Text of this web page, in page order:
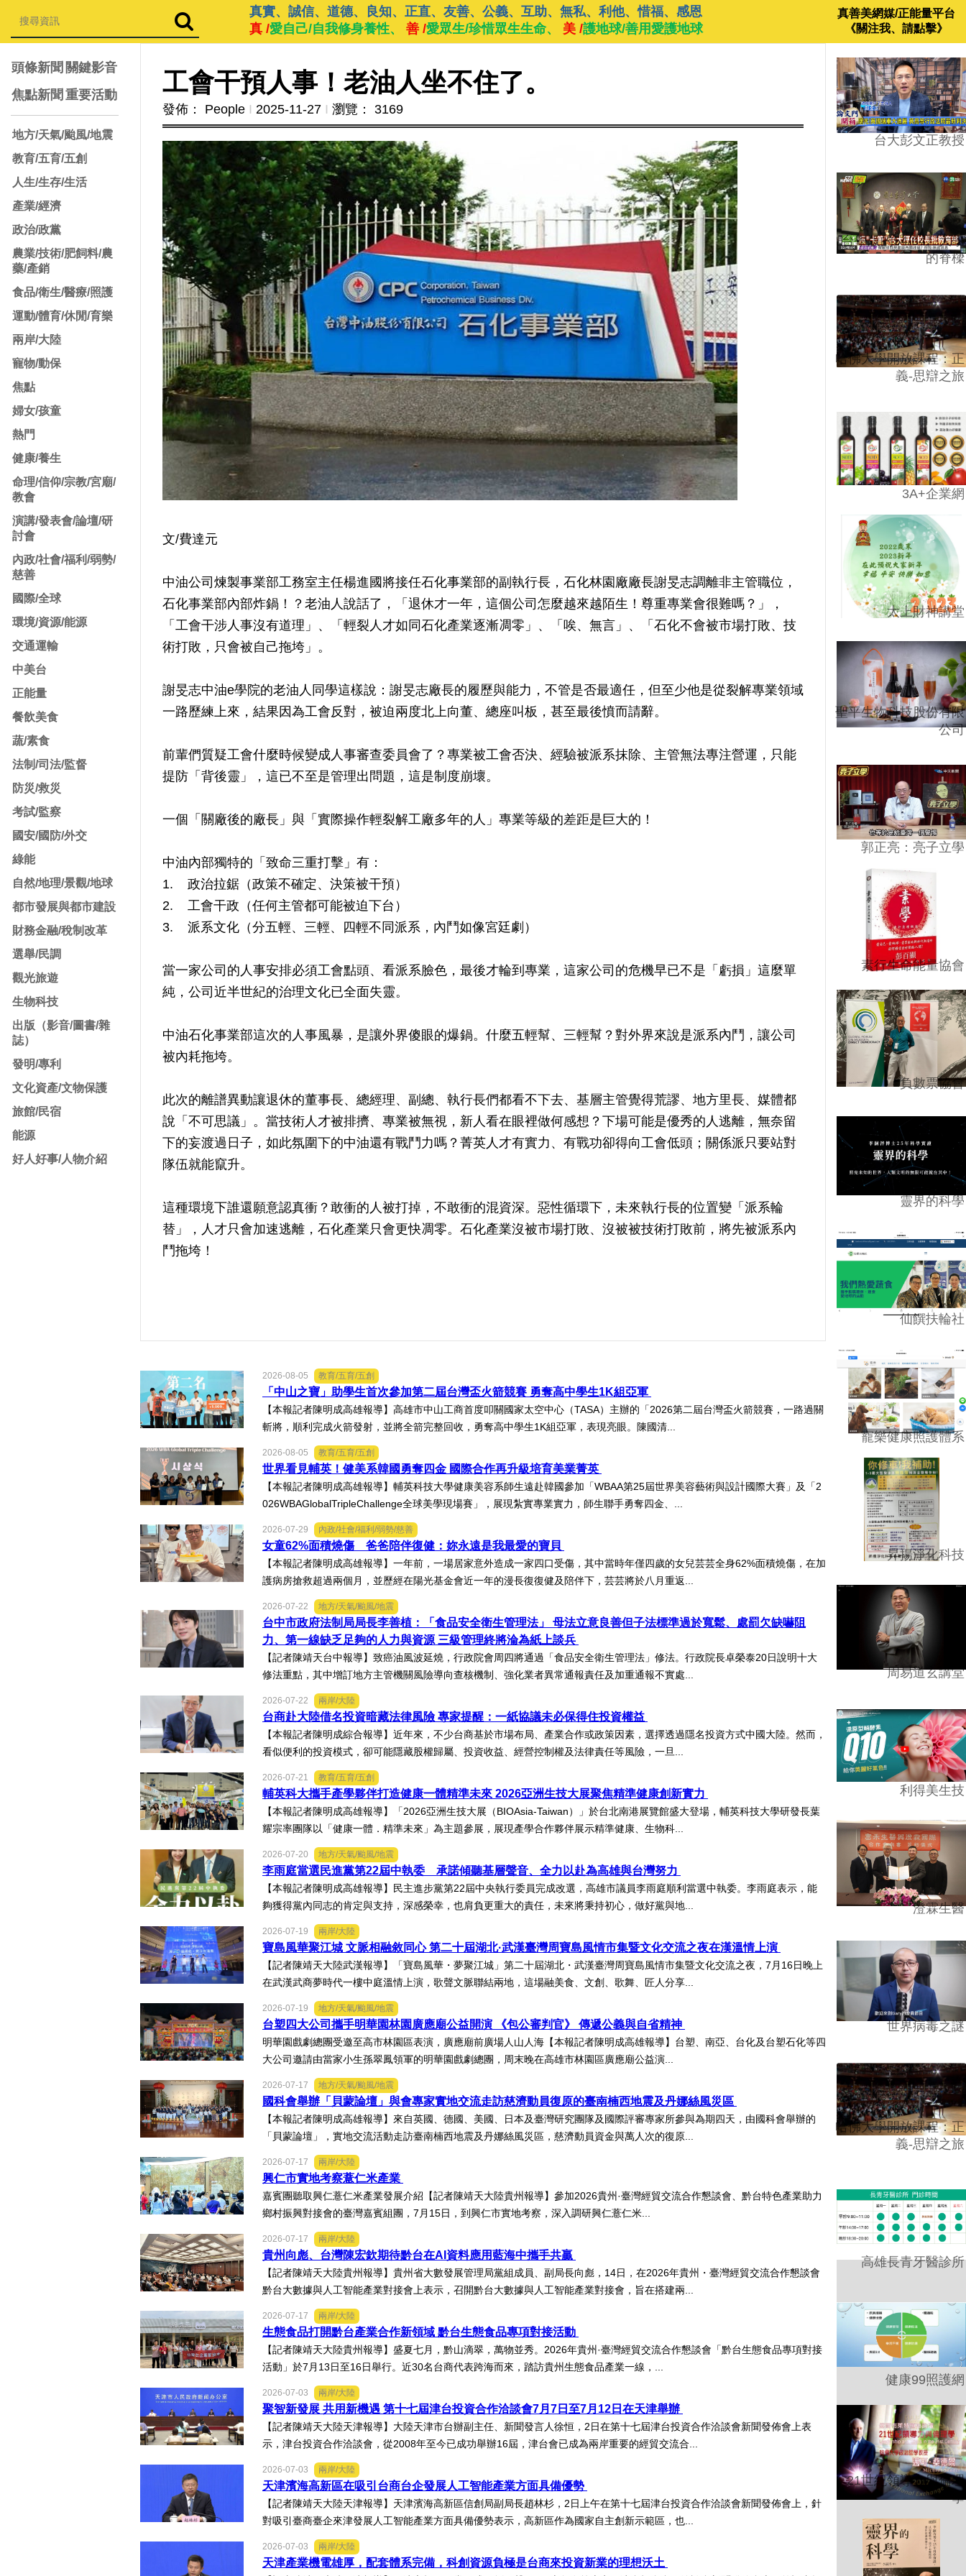
真實、誠信、道德、良知、正直、友善、公義、互助、無私、利他、惜福、感恩
真 /愛自己/自我修身養性、 善 /愛眾生/珍惜眾生生命、 美 /護地球/善用愛護地球
真善美網媒/正能量平台
《關注我、請點擊》
頭條新聞 關鍵影音
焦點新聞 重要活動
地方/天氣/颱風/地震
教育/五育/五創
人生/生存/生活
產業/經濟
政治/政黨
農業/技術/肥飼料/農
藥/產銷
食品/衛生/醫療/照護
運動/體育/休閒/育樂
兩岸/大陸
寵物/動保
焦點
婦女/孩童
熱門
健康/養生
命理/信仰/宗教/宮廟/
教會
演講/發表會/論壇/研
討會
內政/社會/福利/弱勢/
慈善
國際/全球
環境/資源/能源
交通運輸
中美台
正能量
餐飲美食
蔬/素食
法制/司法/監督
防災/救災
考試/監察
國安/國防/外交
綠能
自然/地理/景觀/地球
都市發展與都市建設
財務金融/稅制改革
選舉/民調
觀光旅遊
生物科技
出版（影音/圖書/雜
誌）
發明/專利
文化資產/文物保護
旅館/民宿
能源
好人好事/人物介紹
工會干預人事！老油人坐不住了。
發佈： People Ι 2025-11-27 Ι 瀏覽： 3169
文/費達元
中油公司煉製事業部工務室主任楊進國將接任石化事業部的副執行長，石化林園廠廠長謝旻志調離非主管職位，
石化事業部內部炸鍋！？老油人說話了，「退休才一年，這個公司怎麼越來越陌生！尊重專業會很難嗎？」，
「工會干涉人事沒有道理」、「輕裂人才如同石化產業逐漸凋零」、「唉、無言」、「石化不會被市場打敗、技
術打敗，只會被自己拖垮」。
謝旻志中油e學院的老油人同學這樣說：謝旻志廠長的履歷與能力，不管是否最適任，但至少他是從裂解專業領域
一路歷練上來，結果因為工會反對，被迫兩度北上向董、總座叫板，甚至最後憤而請辭。
前輩們質疑工會什麼時候變成人事審查委員會了？專業被工會否決、經驗被派系抹除、主管無法專注營運，只能
提防「背後靈」，這已不至是管理出問題，這是制度崩壞。
一個「關廠後的廠長」與「實際操作輕裂解工廠多年的人」專業等級的差距是巨大的！
中油內部獨特的「致命三重打擊」有：
1. 政治拉鋸（政策不確定、決策被干預）
2. 工會干政（任何主管都可能被迫下台）
3. 派系文化（分五輕、三輕、四輕不同派系，內鬥如像宮廷劇）
當一家公司的人事安排必須工會點頭、看派系臉色，最後才輪到專業，這家公司的危機早已不是「虧損」這麼單
純，公司近半世紀的治理文化已全面失靈。
中油石化事業部這次的人事風暴，是讓外界傻眼的爆鍋。什麼五輕幫、三輕幫？對外界來說是派系內鬥，讓公司
被內耗拖垮。
此次的離譜異動讓退休的董事長、總經理、副總、執行長們都看不下去、基層主管覺得荒謬、地方里長、媒體都
說「不可思議」。當技術人才被排擠、專業被無視，新人看在眼裡做何感想？下場可能是優秀的人逃離，無奈留
下的妄渡過日子，如此氛圍下的中油還有戰鬥力嗎？菁英人才有實力、有戰功卻得向工會低頭；關係派只要站對
隊伍就能竄升。
這種環境下誰還願意認真衝？敢衝的人被打掉，不敢衝的混資深。惡性循環下，未來執行長的位置變「派系輪
替」，人才只會加速逃離，石化產業只會更快凋零。石化產業沒被市場打敗、沒被被技術打敗前，將先被派系內
鬥拖垮！
2026-08-05 教育/五育/五創
「中山之寶」助學生首次參加第二屆台灣盃火箭競賽 勇奪高中學生1K組亞軍
【本報記者陳明成高雄報導】高雄市中山工商首度叩關國家太空中心（TASA）主辦的「2026第二屆台灣盃火箭競賽，一路過關
斬將，順利完成火箭發射，並將全箭完整回收，勇奪高中學生1K組亞軍，表現亮眼。陳國清...
2026-08-05 教育/五育/五創
世界看見輔英！健美系韓國勇奪四金 國際合作再升級培育美業菁英
【本報記者陳明成高雄報導】輔英科技大學健康美容系師生遠赴韓國參加「WBAA第25屆世界美容藝術與設計國際大賽」及「2
026WBAGlobalTripleChallenge全球美學現場賽」，展現紮實專業實力，師生聯手勇奪四金、...
2026-07-29 內政/社會/福利/弱勢/慈善
女童62%面積燒傷 爸爸陪伴復健：妳永遠是我最愛的寶貝
【本報記者陳明成高雄報導】一年前，一場居家意外造成一家四口受傷，其中當時年僅四歲的女兒芸芸全身62%面積燒傷，在加
護病房搶救超過兩個月，並歷經在陽光基金會近一年的漫長復復健及陪伴下，芸芸將於八月重返...
2026-07-22 地方/天氣/颱風/地震
台中市政府法制局局長李善植：「食品安全衛生管理法」 母法立意良善但子法標準過於寬鬆、處罰欠缺嚇阻
力、第一線缺乏足夠的人力與資源 三級管理終將淪為紙上談兵
【記者陳靖天台中報導】致癌油風波延燒，行政院會周四將通過「食品安全衛生管理法」修法。行政院長卓榮泰20日說明十大
修法重點，其中增訂地方主管機關風險導向查核機制、強化業者異常通報責任及加重通報不實處...
2026-07-22 兩岸/大陸
台商赴大陸借名投資暗藏法律風險 專家提醒：一紙協議未必保得住投資權益
【本報記者陳明成綜合報導】近年來，不少台商基於市場布局、產業合作或政策因素，選擇透過隱名投資方式中國大陸。然而，
看似便利的投資模式，卻可能隱藏股權歸屬、投資收益、經營控制權及法律責任等風險，一旦...
2026-07-21 教育/五育/五創
輔英科大攜手產學夥伴打造健康一體精準未來 2026亞洲生技大展聚焦精準健康創新實力
【本報記者陳明成高雄報導】「2026亞洲生技大展（BIOAsia-Taiwan）」於台北南港展覽館盛大登場，輔英科技大學研發長葉
耀宗率團隊以「健康一體．精準未來」為主題參展，展現產學合作夥伴展示精準健康、生物科...
2026-07-20 地方/天氣/颱風/地震
李雨庭當選民進黨第22屆中執委 承諾傾聽基層聲音、全力以赴為高雄與台灣努力
【本報記者陳明成高雄報導】民主進步黨第22屆中央執行委員完成改選，高雄市議員李雨庭順利當選中執委。李雨庭表示，能
夠獲得黨內同志的肯定與支持，深感榮幸，也肩負更重大的責任，未來將秉持初心，做好黨與地...
2026-07-19 兩岸/大陸
寶島風華聚江城 文脈相融敘同心 第二十屆湖北·武漢臺灣周寶島風情市集暨文化交流之夜在漢溫情上演
【記者陳靖天大陸武漢報導】「寶島風華・夢聚江城」第二十屆湖北・武漢臺灣周寶島風情市集暨文化交流之夜，7月16日晚上
在武漢武商夢時代一樓中庭溫情上演，歌聲文脈聯結兩地，這場融美食、文創、歌舞、匠人分享...
2026-07-19 地方/天氣/颱風/地震
台塑四大公司攜手明華園林園廣應廟公益開演 《包公審判官》 傳遞公義與自省精神
明華園戲劇總團受邀至高市林園區表演，廣應廟前廣場人山人海【本報記者陳明成高雄報導】台塑、南亞、台化及台塑石化等四
大公司邀請由當家小生孫翠鳳領軍的明華園戲劇總團，周末晚在高雄市林園區廣應廟公益演...
2026-07-17 地方/天氣/颱風/地震
國科會舉辦「貝蒙論壇」與會專家實地交流走訪慈濟動員復原的臺南楠西地震及丹娜絲風災區
【本報記者陳明成高雄報導】來自英國、德國、美國、日本及臺灣研究團隊及國際評審專家所參與為期四天，由國科會舉辦的
「貝蒙論壇」，實地交流活動走訪臺南楠西地震及丹娜絲風災區，慈濟動員資金與萬人次的復原...
2026-07-17 兩岸/大陸
興仁市實地考察薏仁米產業
嘉賓團聽取興仁薏仁米產業發展介紹【記者陳靖天大陸貴州報導】參加2026貴州·臺灣經貿交流合作懇談會、黔台特色產業助力
鄉村振興對接會的臺灣嘉賓組團，7月15日，到興仁市實地考察，深入調研興仁薏仁米...
2026-07-17 兩岸/大陸
貴州向彪、台灣陳宏欽期待黔台在AI資料應用藍海中攜手共贏
【記者陳靖天大陸貴州報導】貴州省大數發展管理局黨組成員、副局長向彪，14日，在2026年貴州・臺灣經貿交流合作懇談會
黔台大數據與人工智能產業對接會上表示，召開黔台大數據與人工智能產業對接會，旨在搭建兩...
2026-07-17 兩岸/大陸
生態食品打開黔台產業合作新領域 黔台生態食品專項對接活動
【記者陳靖天大陸貴州報導】盛夏七月，黔山滴翠，萬物並秀。2026年貴州·臺灣經貿交流合作懇談會「黔台生態食品專項對接
活動」於7月13日至16日舉行。近30名台商代表跨海而來，踏訪貴州生態食品產業一線，...
2026-07-03 兩岸/大陸
聚智新發展 共用新機遇 第十七屆津台投資合作洽談會7月7日至7月12日在天津舉辦
【記者陳靖天大陸天津報導】大陸天津市台辦副主任、新聞發言人徐恒，2日在第十七屆津台投資合作洽談會新聞發佈會上表
示，津台投資合作洽談會，從2008年至今已成功舉辦16屆，津台會已成為兩岸重要的經貿交流合...
2026-07-03 兩岸/大陸
天津濱海高新區在吸引台商台企發展人工智能產業方面具備優勢
【記者陳靖天大陸天津報導】天津濱海高新區信創局副局長趙林杉，2日上午在第十七屆津台投資合作洽談會新聞發佈會上，針
對吸引臺商臺企來津發展人工智能產業方面具備優勢表示，高新區作為國家自主創新示範區，也...
2026-07-03 兩岸/大陸
天津產業機電雄厚，配套體系完備，科創資源負極是台商來投資新業的理想沃土
台大彭文正教授
台學版的54/64》大學
的脊樑
哈佛大學開放課程：正
義-思辯之旅
3A+企業網
太上財神講堂
聖平生物科技股份有限
公司
郭正亮：亮子立學
素行生命能量協會
負數票協會
靈界的科學
仙饌扶輪社
寵樂健康照護體系
昇揚淨化科技
周易道玄講堂
利得美生技
澄霖生醫
世界病毒之謎
哈佛大學開放課程：正
義-思辯之旅
高雄長青牙醫診所
健康99照護網
21世紀領導力與倫理
學